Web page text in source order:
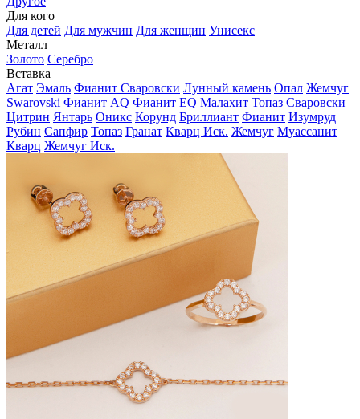
Для кого
Для детей Для мужчин Для женщин Унисекс
Металл
Золото Серебро
Вставка
Агат Эмаль Фианит Сваровски Лунный камень Опал Жемчуг
Swarovski Фианит AQ Фианит EQ Малахит Топаз Сваровски
Цитрин Янтарь Оникс Корунд Бриллиант Фианит Изумруд
Рубин Сапфир Топаз Гранат Кварц Иск. Жемчуг Муассанит
Кварц Жемчуг Иск.